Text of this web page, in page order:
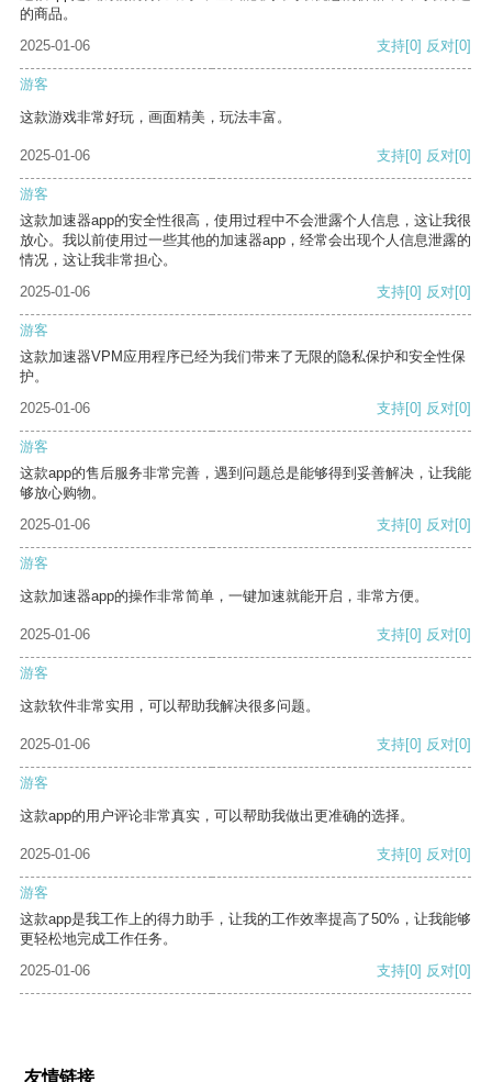
的商品。
2025-01-06
支持[0] 反对[0]
游客
这款游戏非常好玩，画面精美，玩法丰富。
2025-01-06 支持[0] 反对[0]
游客
这款加速器app的安全性很高，使用过程中不会泄露个人信息，这让我很
放心。我以前使用过一些其他的加速器app，经常会出现个人信息泄露的
情况，这让我非常担心。
2025-01-06
支持[0] 反对[0]
游客
这款加速器VPM应用程序已经为我们带来了无限的隐私保护和安全性保
护。
2025-01-06
支持[0] 反对[0]
游客
这款app的售后服务非常完善，遇到问题总是能够得到妥善解决，让我能
够放心购物。
2025-01-06
支持[0] 反对[0]
游客
这款加速器app的操作非常简单，一键加速就能开启，非常方便。
2025-01-06 支持[0] 反对[0]
游客
这款软件非常实用，可以帮助我解决很多问题。
2025-01-06 支持[0] 反对[0]
游客
这款app的用户评论非常真实，可以帮助我做出更准确的选择。
2025-01-06 支持[0] 反对[0]
游客
这款app是我工作上的得力助手，让我的工作效率提高了50%，让我能够
更轻松地完成工作任务。
2025-01-06
支持[0] 反对[0]
友情链接